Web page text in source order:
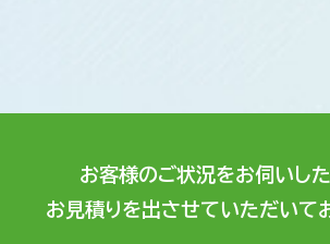
お客様のご状況をお伺いし
お見積りを出させていただいて